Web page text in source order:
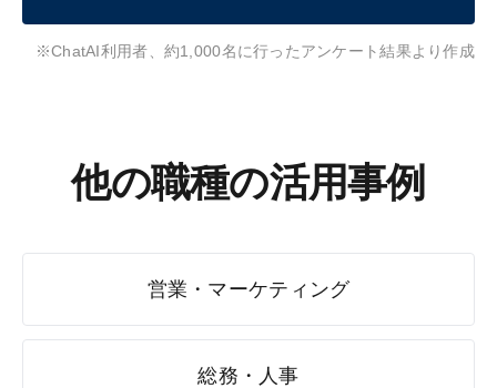
※ChatAI利用者、約1,000名に行ったアンケート結果より作成
他の職種の活用事例
営業・マーケティング
総務・人事